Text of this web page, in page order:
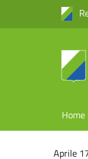
Home
Aprile